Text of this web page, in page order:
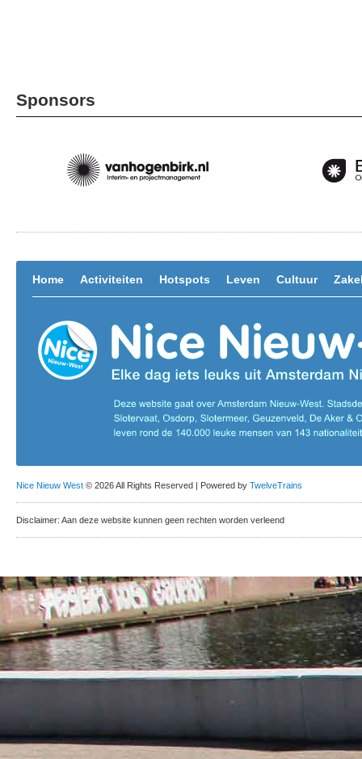
Sponsors
Home Activiteiten Hotspots Leven Cultuur
Nice Nieuw West © 2026 All Rights Reserved | Powered by TwelveTrains
Disclaimer: Aan deze website kunnen geen rechten worden verleend